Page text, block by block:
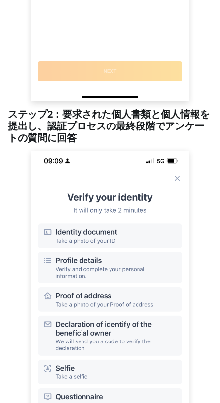
ステップ2：要求された個人書類と個人情報を
提出し、認証プロセスの最終段階でアンケー
トの質問に回答